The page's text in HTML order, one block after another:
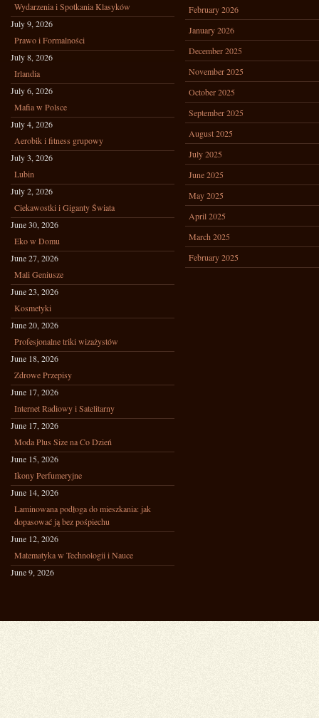
Wydarzenia i Spotkania Klasyków
July 9, 2026
Prawo i Formalności
July 8, 2026
Irlandia
July 6, 2026
Mafia w Polsce
July 4, 2026
Aerobik i fitness grupowy
July 3, 2026
Lubin
July 2, 2026
Ciekawostki i Giganty Świata
June 30, 2026
Eko w Domu
June 27, 2026
Mali Geniusze
June 23, 2026
Kosmetyki
June 20, 2026
Profesjonalne triki wizażystów
June 18, 2026
Zdrowe Przepisy
June 17, 2026
Internet Radiowy i Satelitarny
June 17, 2026
Moda Plus Size na Co Dzień
June 15, 2026
Ikony Perfumeryjne
June 14, 2026
Laminowana podłoga do mieszkania: jak
dopasować ją bez pośpiechu
June 12, 2026
Matematyka w Technologii i Nauce
June 9, 2026
February 2026
January 2026
December 2025
November 2025
October 2025
September 2025
August 2025
July 2025
June 2025
May 2025
April 2025
March 2025
February 2025